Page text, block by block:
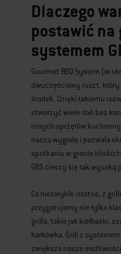
Dlaczego
postawić na
systemem
Gourmet BBQ System (w
dwuczęściowy ruszt,
środek. Dzięki takiemu
stworzyć wiele dań bez
innych sprzętów
naszą wygodę i pozwala
spotkaniu w gronie
GBS cieszy się tak wysoką
Co niezwykle istotne, z
przygotujemy nie tylko
grilla, takie jak kiełbaski,
karkówka. Grill z systemem
zwiększa nasze